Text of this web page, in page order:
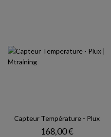
Capteur Température - Plux
Prix
168,00 €